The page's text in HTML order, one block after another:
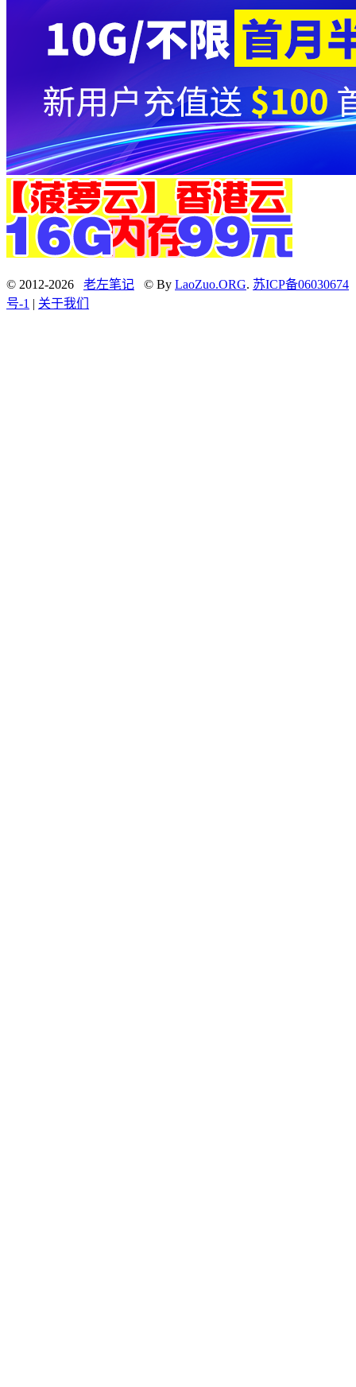
© 2012-2026 老左笔记 © By LaoZuo.ORG. 苏ICP备06030674
号-1 | 关于我们